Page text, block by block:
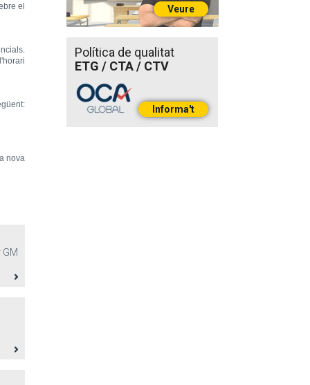
el
nova
GM
Veure
Política de qualitat
ETG / CTA / CTV
Informa't